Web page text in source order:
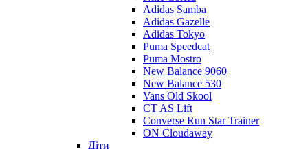
Adidas Samba
Adidas Gazelle
Adidas Tokyo
Puma Speedcat
Puma Mostro
New Balance 9060
New Balance 530
Vans Old Skool
CT AS Lift
Converse Run Star Trainer
ON Cloudaway
Діти